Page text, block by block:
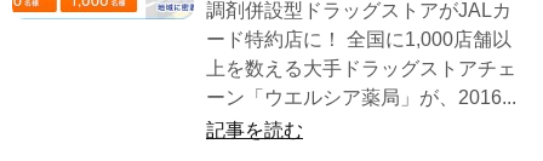
調剤併設型ドラッグストアがJALカ
ード特約店に！ 全国に1,000店舗以
上を数える大手ドラッグストアチェ
ーン「ウエルシア薬局」が、2016...
記事を読む